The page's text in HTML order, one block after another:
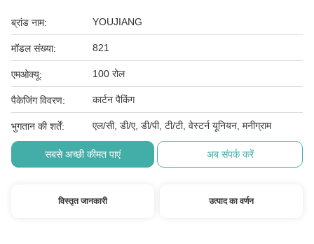
ब्रांड नाम: YOUJIANG
मॉडल संख्या: 821
एमओक्यू: 100 रोल
पैकेजिंग विवरण: कार्टन पैकिंग
भुगतान की शर्तें: एल/सी, डी/ए, डी/पी, टी/टी, वेस्टर्न यूनियन, मनीग्राम
सबसे अच्छी कीमत पाएं अब संपर्क करें
विस्तृत जानकारी उत्पाद का वर्णन